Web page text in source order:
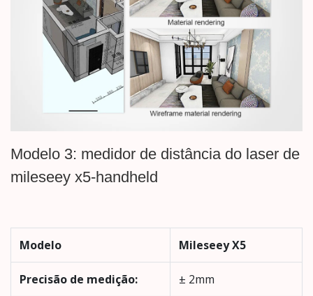
Modelo 3: medidor de distância do laser de
mileseey x5-handheld
Modelo Mileseey X5
Precisão de medição: ± 2mm